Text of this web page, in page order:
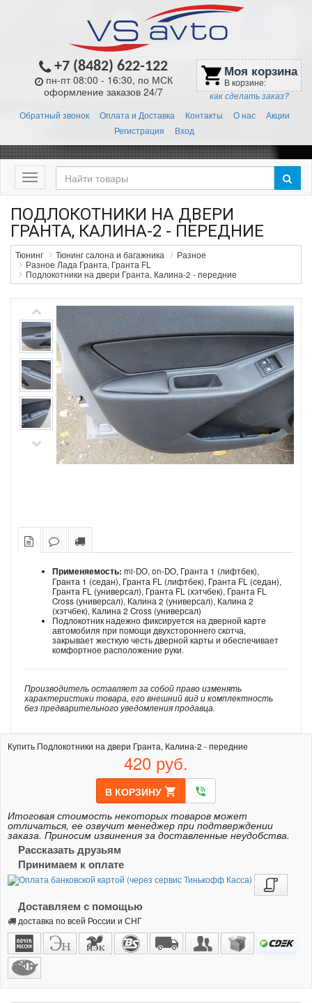
+7 (8482) 622-122
пн-пт 08:00 - 16:30, по МСК
оформление заказов 24/7
shopping_cart Моя корзина
В корзине:
как сделать заказ?
Обратный звонок Оплата и Доставка Контакты О нас
Акции
Регистрация
Вход
Меню
ПОДЛОКОТНИКИ НА ДВЕРИ
ГРАНТА, КАЛИНА-2 - ПЕРЕДНИЕ
Тюнинг Тюнинг салона и багажника
Разное
Разное Лада Гранта, Гранта FL
Подлокотники на двери Гранта, Калина-2 - передние
Применяемость: mi-DO, on-DO, Гранта 1 (лифтбек),
Гранта 1 (седан), Гранта FL (лифтбек), Гранта FL (седан),
Гранта FL (универсал), Гранта FL (хэтчбек), Гранта FL
Cross (универсал), Калина 2 (универсал), Калина 2
(хэтчбек), Калина 2 Cross (универсал)
Подлокотник надежно фиксируется на дверной карте
автомобиля при помощи двухстороннего скотча,
закрывает жесткую честь дверной карты и обеспечивает
комфортное расположение руки.
Производитель оставляет за собой право изменять
характеристики товара, его внешний вид и комплектность
без предварительного уведомления продавца.
Купить Подлокотники на двери Гранта, Калина-2 - передние
420 руб.
В КОРЗИНУ shopping_cart phone_in_talk
Итоговая стоимость некоторых товаров может
отличаться, ее озвучит менеджер при подтверждении
заказа. Приносим извинения за доставленные неудобства.
Рассказать друзьям
Принимаем к оплате
Доставляем с помощью
доставка по всей России и СНГ